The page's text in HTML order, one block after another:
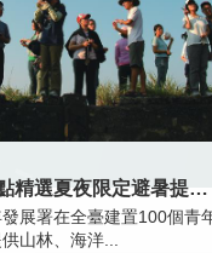
青年壯遊點精選夏夜限定避暑提案 漫
展署在全臺建置100個青
山林、海洋...